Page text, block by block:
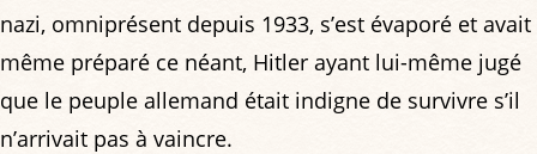
nazi, omniprésent depuis 1933, s’est évaporé et avait
même préparé ce néant, Hitler ayant lui-même jugé
que le peuple allemand était indigne de survivre s’il
n’arrivait pas à vaincre.